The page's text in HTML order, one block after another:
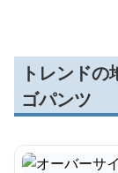
トレンド
ゴパンツ